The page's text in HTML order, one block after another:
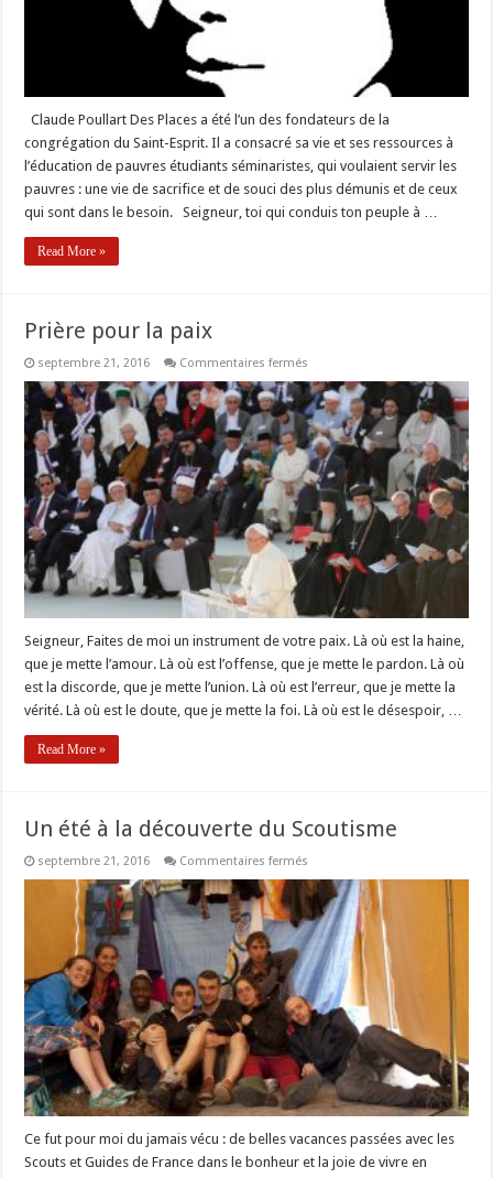
Claude Poullart Des Places a été l’un des fondateurs de la
congrégation du Saint-Esprit. Il a consacré sa vie et ses ressources à
l’éducation de pauvres étudiants séminaristes, qui voulaient servir les
pauvres : une vie de sacrifice et de souci des plus démunis et de ceux
qui sont dans le besoin. Seigneur, toi qui conduis ton peuple à …
Read More »
Prière pour la paix
septembre 21, 2016 Commentaires fermés
pour
la
paix
Seigneur, Faites de moi un instrument de votre paix. Là où est la haine,
que je mette l’amour. Là où est l’offense, que je mette le pardon. Là où
est la discorde, que je mette l’union. Là où est l’erreur, que je mette la
vérité. Là où est le doute, que je mette la foi. Là où est le désespoir, …
Read More »
Un été à la découverte du Scoutisme
septembre 21, 2016 Commentaires fermés
été
la
découverte
du
Scoutisme
Ce fut pour moi du jamais vécu : de belles vacances passées avec les
Scouts et Guides de France dans le bonheur et la joie de vivre en